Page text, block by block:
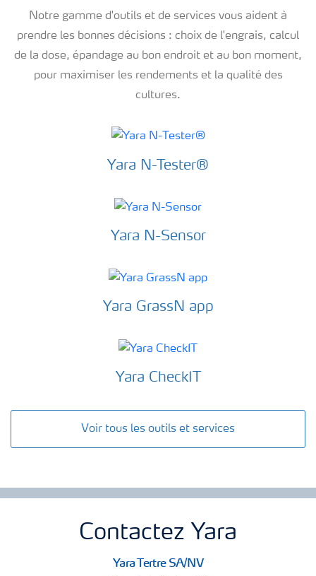
Notre gamme d'outils et de services vous aident à
prendre les bonnes décisions : choix de l'engrais, calcul
de la dose, épandage au bon endroit et au bon moment,
pour maximiser les rendements et la qualité des
cultures.
Yara N-Tester®
Yara N-Sensor
Yara GrassN app
Yara CheckIT
Voir tous les outils et services
Contactez Yara
Yara Tertre SA/NV